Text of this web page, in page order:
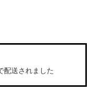
配送されました